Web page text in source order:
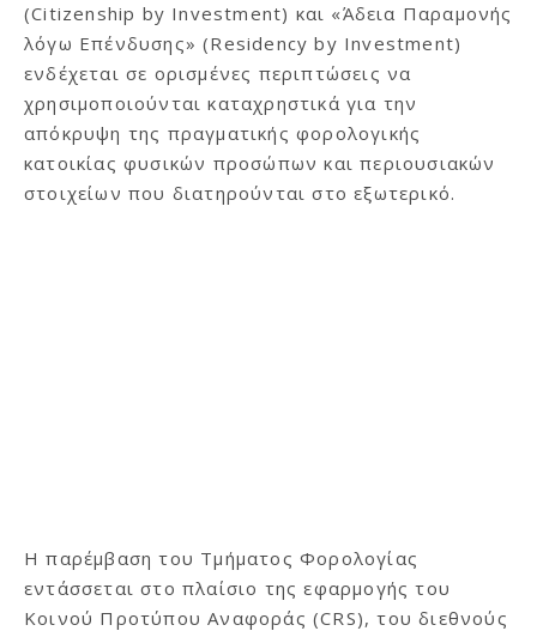
(Citizenship by Investment) και «Άδεια Παραμονής
λόγω Επένδυσης» (Residency by Investment)
ενδέχεται σε ορισμένες περιπτώσεις να
χρησιμοποιούνται καταχρηστικά για την
απόκρυψη της πραγματικής φορολογικής
κατοικίας φυσικών προσώπων και περιουσιακών
στοιχείων που διατηρούνται στο εξωτερικό.
Η παρέμβαση του Τμήματος Φορολογίας
εντάσσεται στο πλαίσιο της εφαρμογής του
Κοινού Προτύπου Αναφοράς (CRS), του διεθνούς